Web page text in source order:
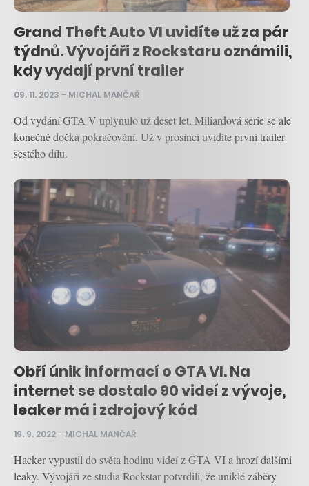
Grand Theft Auto VI uvidíte už za pár
týdnů. Vývojáři z Rockstaru oznámili,
kdy vydají první trailer
09. 11. 2023 – MICHAL MANČAŘ
Od vydání GTA V uplynulo už deset let. Miliardová série se ale
konečně dočká pokračování. Už v prosinci uvidíte první trailer
šestého dílu.
Obří únik informací o GTA VI. Na
internet se dostalo 90 videí z vývoje,
leaker má i zdrojový kód
19. 9. 2022– MICHAL MANČAŘ
Hacker vypustil do světa hodinu videí z GTA VI a hrozí dalšími
leaky. Vývojáři ze studia Rockstar potvrdili, že uniklé záběry